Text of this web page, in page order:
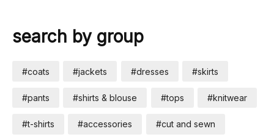
search by group
#coats #jackets #dresses #skirts
#pants #shirts & blouse #tops #knitwear
#t-shirts #accessories #cut and sewn